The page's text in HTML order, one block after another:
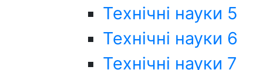
Технічні науки 5
Технічні науки 6
Технічні науки 7